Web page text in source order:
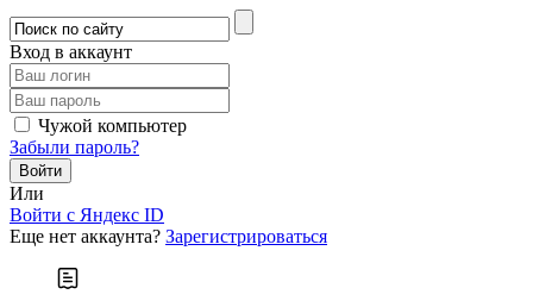
Вход в аккаунт
Чужой компьютер
Забыли пароль?
Или
Войти c Яндекс ID
Еще нет аккаунта? Зарегистрироваться